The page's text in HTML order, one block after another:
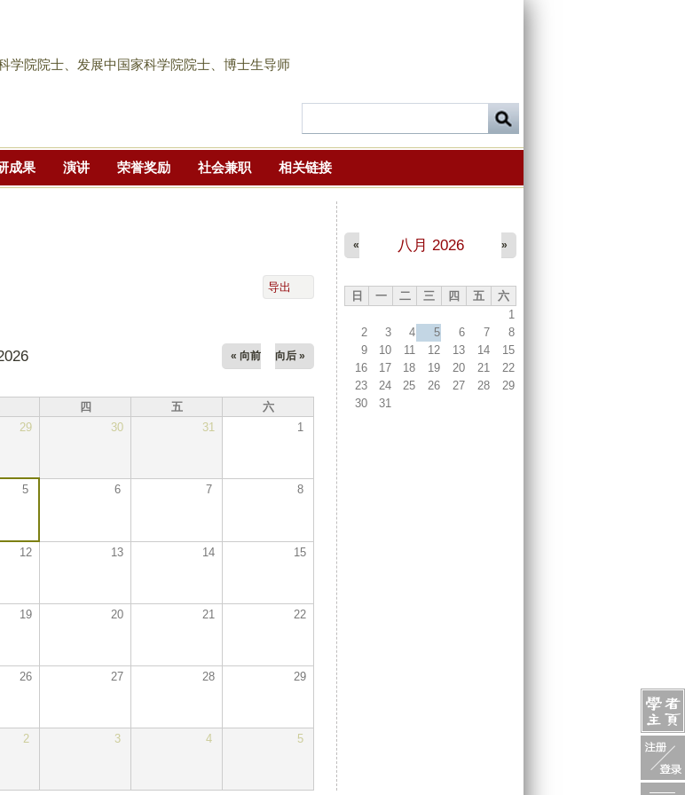
到
主
要
学院院士、发展中国家科学院院士、博士生导师
成果 演讲 荣誉奖励 社会兼职 相关链接
« 向前 向后 »
导出
四 五
六
29 30 31 1
5 6 7 8
12 13 14 15
19 20 21 22
26 27 28 29
2 3 4 5
八月 2026
« »
日 一 二 三 四 五
六
1
2
3 4 5 6 7
8
9
10 11 12 13 14
15
16
17 18 19 20 21
22
23
24 25 26 27 28
29
30
31